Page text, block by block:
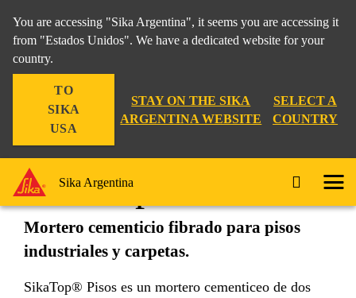
You are accessing "Sika Argentina", it seems you are accessing it
from "Estados Unidos". We have a dedicated website for your
country.
TO
SIKA
USA
STAY ON THE SIKA
ARGENTINA WEBSITE
SELECT A
COUNTRY
Sika Argentina
SikaTop® Pisos
Mortero cementicio fibrado para pisos
industriales y carpetas.
SikaTop® Pisos es un mortero cementiceo de dos